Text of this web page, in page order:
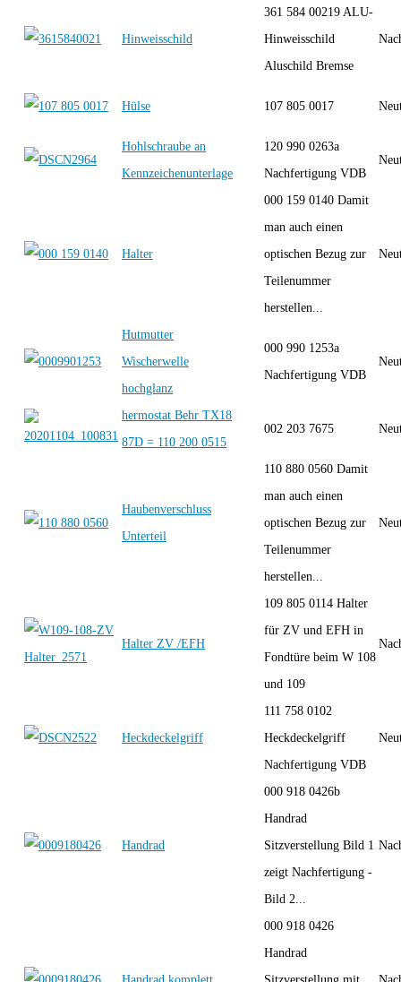
Hinweisschild
361 584 00219 ALU-
Hinweisschild
Aluschild Bremse
Hülse 107 805 0017
Hohlschraube an
Kennzeichenunterlage
120 990 0263a
Nachfertigung VDB
Halter
000 159 0140 Damit
man auch einen
optischen Bezug zur
Teilenummer
herstellen...
Hutmutter
Wischerwelle
hochglanz
000 990 1253a
Nachfertigung VDB
hermostat Behr TX18
87D = 110 200 0515
002 203 7675
Haubenverschluss
Unterteil
110 880 0560 Damit
man auch einen
optischen Bezug zur
Teilenummer
herstellen...
Halter ZV /EFH
109 805 0114 Halter
für ZV und EFH in
Fondtüre beim W 108
und 109
Heckdeckelgriff
111 758 0102
Heckdeckelgriff
Nachfertigung VDB
Handrad
000 918 0426b
Handrad
Sitzverstellung Bild 1
zeigt Nachfertigung -
Bild 2...
000 918 0426
Handrad